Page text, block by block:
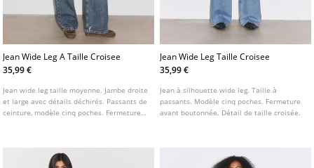
Jean Wide Leg A Taille Croisee
35,99 €
Jean wide leg taille moyenne. Jambe droite
et large avec détails déchirés. Passants de
ceinture, modèle cinq poches. Fermeture
Jean Wide Leg Taille Croisee
35,99 €
Jean à silhouette wide leg. Taille à
passants. Modèle cinq poches. Fermeture
avant boutonnée. Détail de taille croisée.